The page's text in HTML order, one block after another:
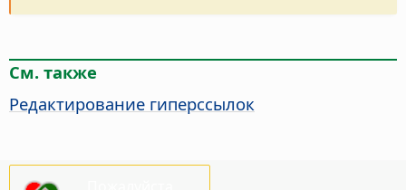
См. также
Редактирование гиперссылок